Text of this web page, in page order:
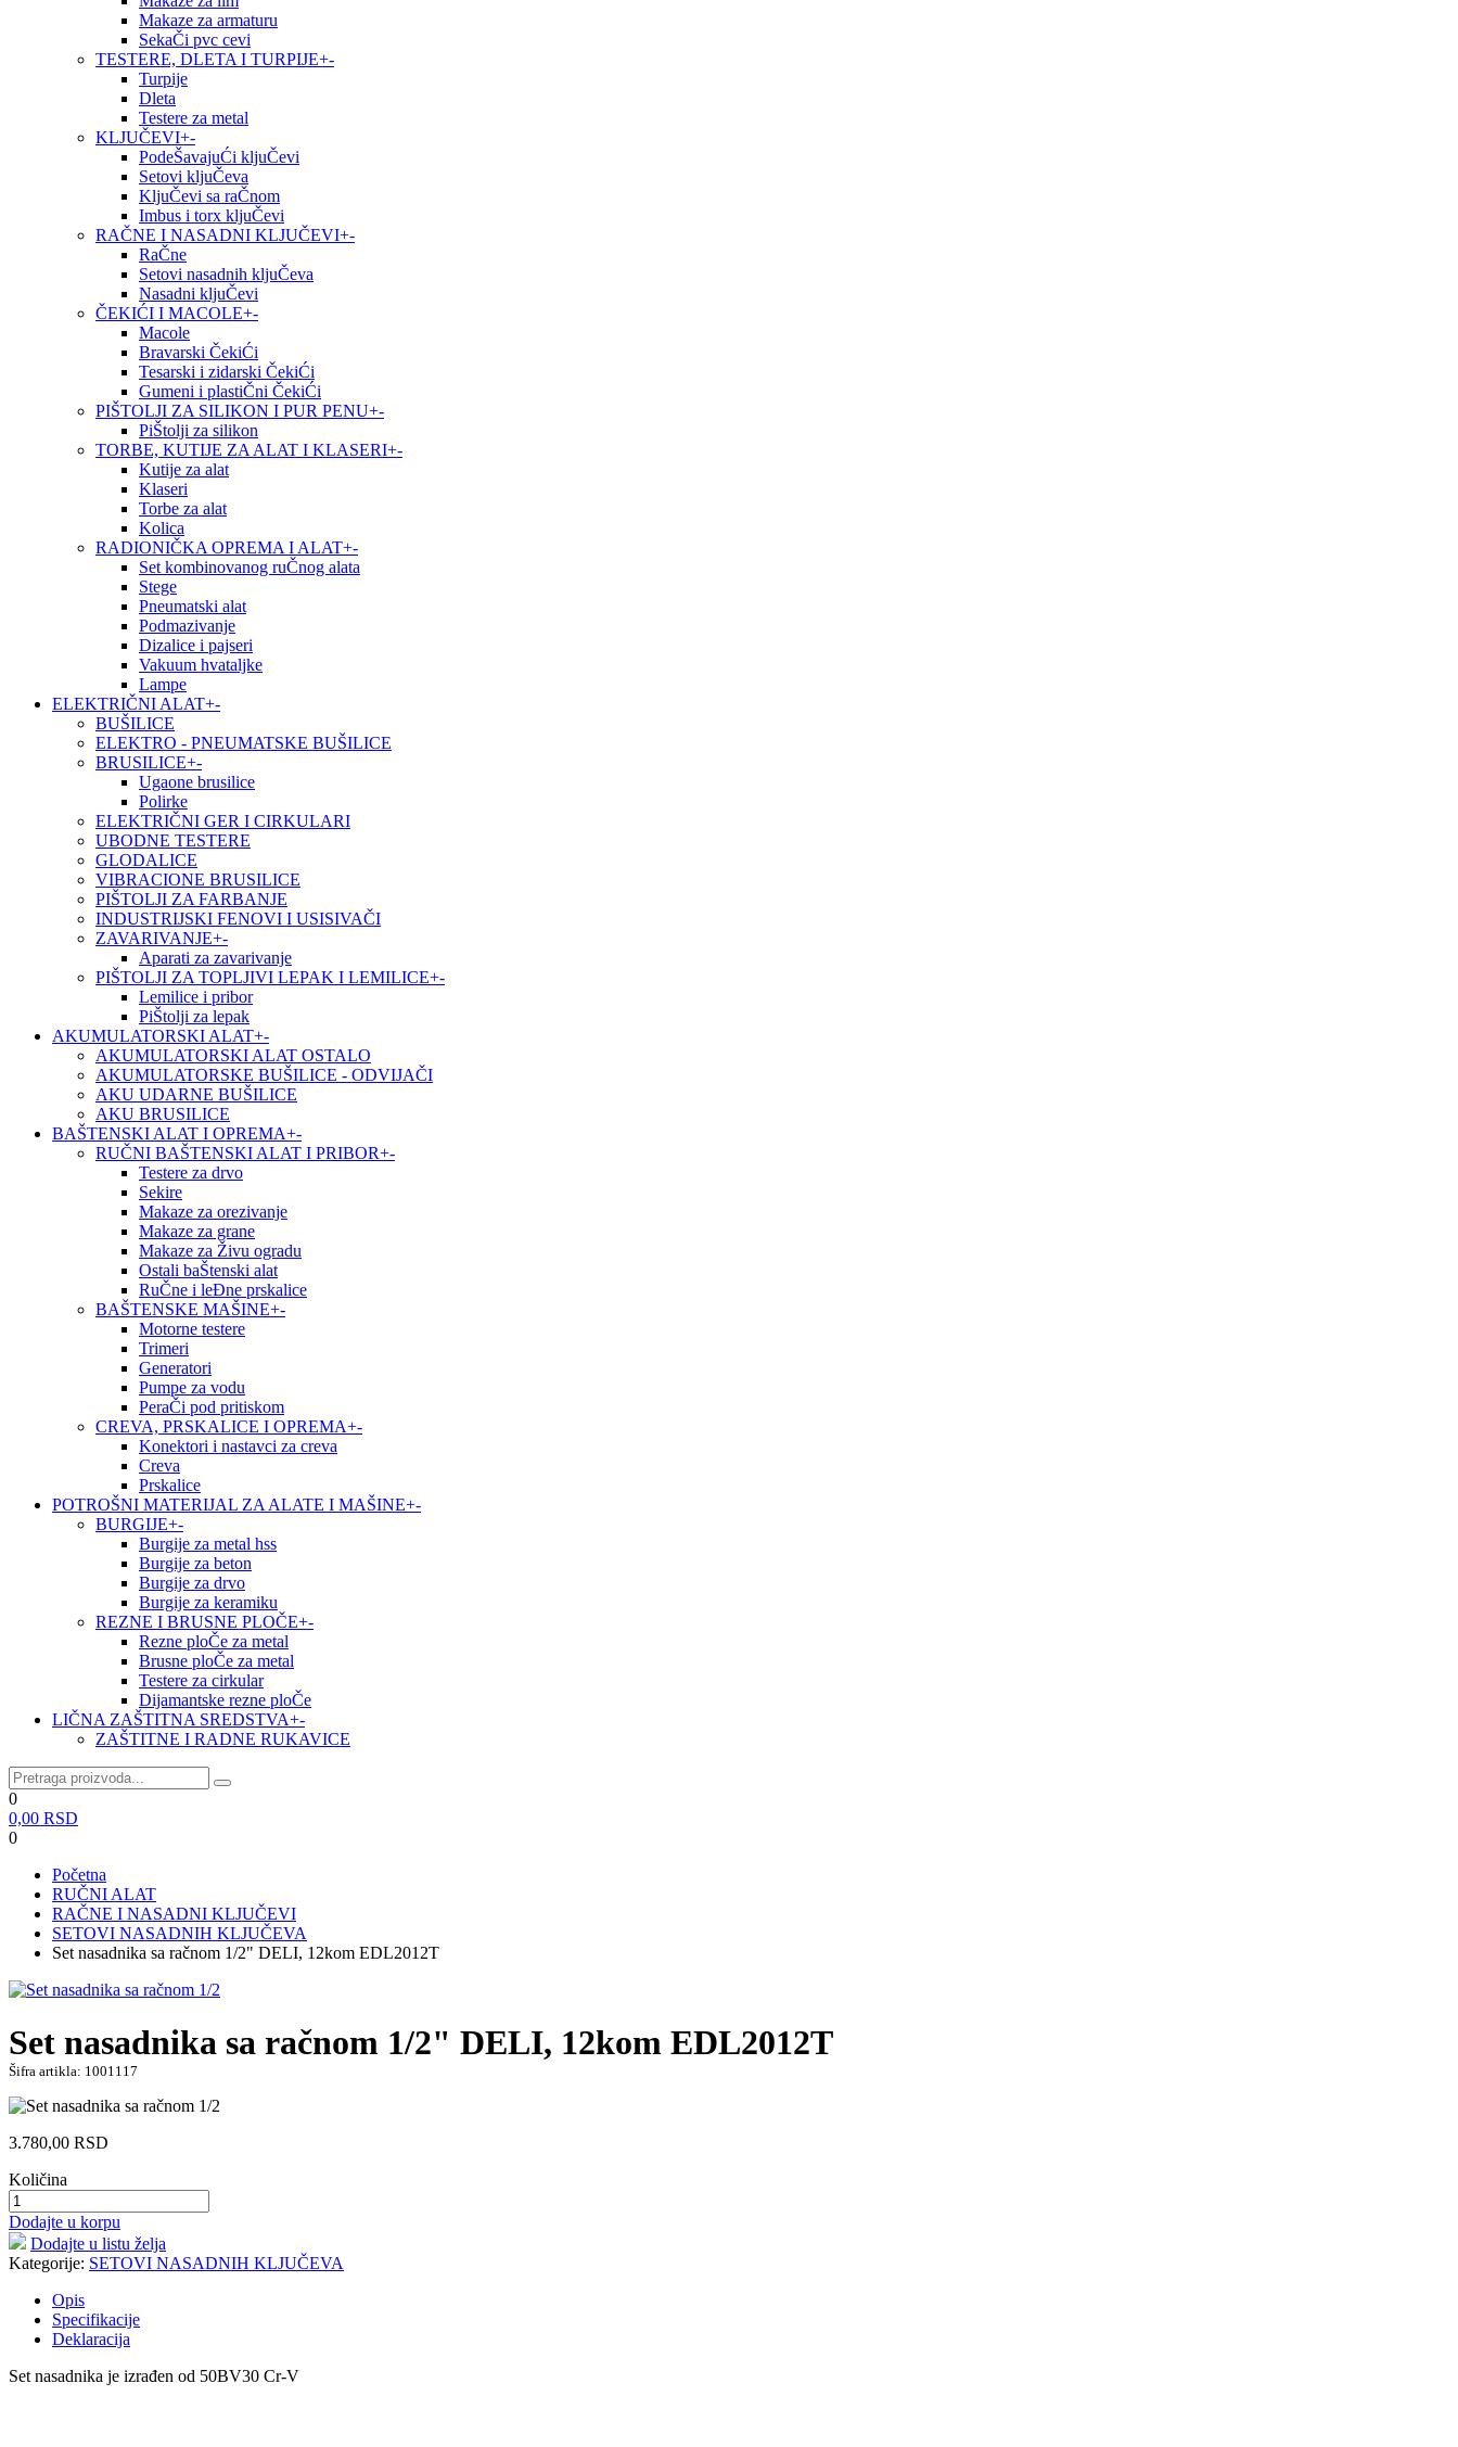
Makaze za armaturu
SekaČi pvc cevi
TESTERE, DLETA I TURPIJE+-
Turpije
Dleta
Testere za metal
KLJUČEVI+-
PodeŠavajuĆi kljuČevi
Setovi kljuČeva
KljuČevi sa raČnom
Imbus i torx kljuČevi
RAČNE I NASADNI KLJUČEVI+-
RaČne
Setovi nasadnih kljuČeva
Nasadni kljuČevi
ČEKIĆI I MACOLE+-
Macole
Bravarski ČekiĆi
Tesarski i zidarski ČekiĆi
Gumeni i plastiČni ČekiĆi
PIŠTOLJI ZA SILIKON I PUR PENU+-
PiŠtolji za silikon
TORBE, KUTIJE ZA ALAT I KLASERI+-
Kutije za alat
Klaseri
Torbe za alat
Kolica
RADIONIČKA OPREMA I ALAT+-
Set kombinovanog ruČnog alata
Stege
Pneumatski alat
Podmazivanje
Dizalice i pajseri
Vakuum hvataljke
Lampe
ELEKTRIČNI ALAT+-
BUŠILICE
ELEKTRO - PNEUMATSKE BUŠILICE
BRUSILICE+-
Ugaone brusilice
Polirke
ELEKTRIČNI GER I CIRKULARI
UBODNE TESTERE
GLODALICE
VIBRACIONE BRUSILICE
PIŠTOLJI ZA FARBANJE
INDUSTRIJSKI FENOVI I USISIVAČI
ZAVARIVANJE+-
Aparati za zavarivanje
PIŠTOLJI ZA TOPLJIVI LEPAK I LEMILICE+-
Lemilice i pribor
PiŠtolji za lepak
AKUMULATORSKI ALAT+-
AKUMULATORSKI ALAT OSTALO
AKUMULATORSKE BUŠILICE - ODVIJAČI
AKU UDARNE BUŠILICE
AKU BRUSILICE
BAŠTENSKI ALAT I OPREMA+-
RUČNI BAŠTENSKI ALAT I PRIBOR+-
Testere za drvo
Sekire
Makaze za orezivanje
Makaze za grane
Makaze za Živu ogradu
Ostali baŠtenski alat
RuČne i leĐne prskalice
BAŠTENSKE MAŠINE+-
Motorne testere
Trimeri
Generatori
Pumpe za vodu
PeraČi pod pritiskom
CREVA, PRSKALICE I OPREMA+-
Konektori i nastavci za creva
Creva
Prskalice
POTROŠNI MATERIJAL ZA ALATE I MAŠINE+-
BURGIJE+-
Burgije za metal hss
Burgije za beton
Burgije za drvo
Burgije za keramiku
REZNE I BRUSNE PLOČE+-
Rezne ploČe za metal
Brusne ploČe za metal
Testere za cirkular
Dijamantske rezne ploČe
LIČNA ZAŠTITNA SREDSTVA+-
ZAŠTITNE I RADNE RUKAVICE
0
0,00 RSD
0
Početna
RUČNI ALAT
RAČNE I NASADNI KLJUČEVI
SETOVI NASADNIH KLJUČEVA
Set nasadnika sa račnom 1/2" DELI, 12kom EDL2012T
Set nasadnika sa račnom 1/2" DELI, 12kom EDL2012T
Šifra artikla: 1001117
3.780,00 RSD
Količina
Dodajte u korpu
Dodajte u listu želja
Kategorije: SETOVI NASADNIH KLJUČEVA
Opis
Specifikacije
Deklaracija
Set nasadnika je izrađen od 50BV30 Cr-V